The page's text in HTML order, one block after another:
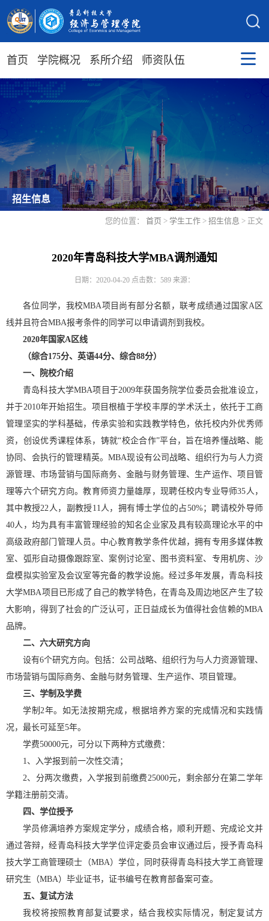
首页 学院概况 系所介绍 师资队伍
招生信息
您的位置： 首页 > 学生工作 > 招生信息 > 正文
2020年青岛科技大学MBA调剂通知
日期：2020-04-20 点击数： 589 来源：
各位同学，我校MBA项目尚有部分名额，联考成绩通过国家A区
线并且符合MBA报考条件的同学可以申请调剂到我校。
2020年国家A区线
（综合175分、英语44分、综合88分）
一、
院校介绍
青岛科技大学MBA项目于2009年获国务院学位委员会批准设立，
并于2010年开始招生。项目根植于学校丰厚的学术沃土，依托于工商
管理坚实的学科基础，传承实验和实践教学特色，依托校内外优秀师
资，创设优秀课程体系，铸就“校企合作”平台，旨在培养懂战略、能
协同、会执行的管理精英。MBA现设有公司战略、组织行为与人力资
源管理、市场营销与国际商务、金融与财务管理、生产运作、项目管
理等六个研究方向。教育师资力量雄厚，现聘任校内专业导师35人，
其中教授22人，副教授11人，拥有博士学位的占50%；聘请校外导师
40人，均为具有丰富管理经验的知名企业家及具有较高理论水平的中
高级政府部门管理人员。中心教育教学条件优越，拥有专用多媒体教
室、弧形自动摄像跟踪室、案例讨论室、图书资料室、专用机房、沙
盘模拟实验室及会议室等完备的教学设施。经过多年发展，青岛科技
大学MBA项目已形成了自己的教学特色，在青岛及周边地区产生了较
大影响，得到了社会的广泛认可，正日益成长为值得社会信赖的MBA
品牌。
二、 六大研究方向
设有6个研究方向。包括：公司战略、组织行为与人力资源管理、
市场营销与国际商务、金融与财务管理、生产运作、项目管理。
三、 学制及学费
学制2年。如无法按期完成，根据培养方案的完成情况和实践情
况，最长可延至5年。
学费50000元，可分以下两种方式缴费：
1、入学报到前一次性交清；
2、分两次缴费，入学报到前缴费25000元，剩余部分在第二学年
学籍注册前交清。
四、 学位授予
学员修满培养方案规定学分，成绩合格，顺利开题、完成论文并
通过答辩，经青岛科技大学学位评定委员会审议通过后，授予青岛科
技大学工商管理硕士（MBA）学位，同时获得青岛科技大学工商管理
研究生（MBA）毕业证书，证书编号在教育部备案可查。
五、 复试方法
我校将按照教育部复试要求，结合我校实际情况，制定复试方